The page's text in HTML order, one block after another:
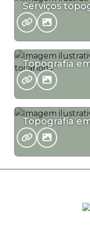
Serviços
Topografia
Topografia